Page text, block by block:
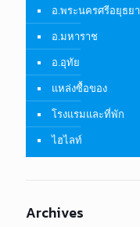
อ.พระนครศรีอยุธยา
อ.มหาราช
อ.อุทัย
แหล่งซื้อของ
โรงแรมและที่พัก
ไฮไลท์
Archives